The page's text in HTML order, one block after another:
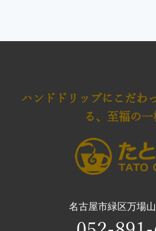
ハンドドリップにこだわ
る、至福の一
名古屋市緑区万場